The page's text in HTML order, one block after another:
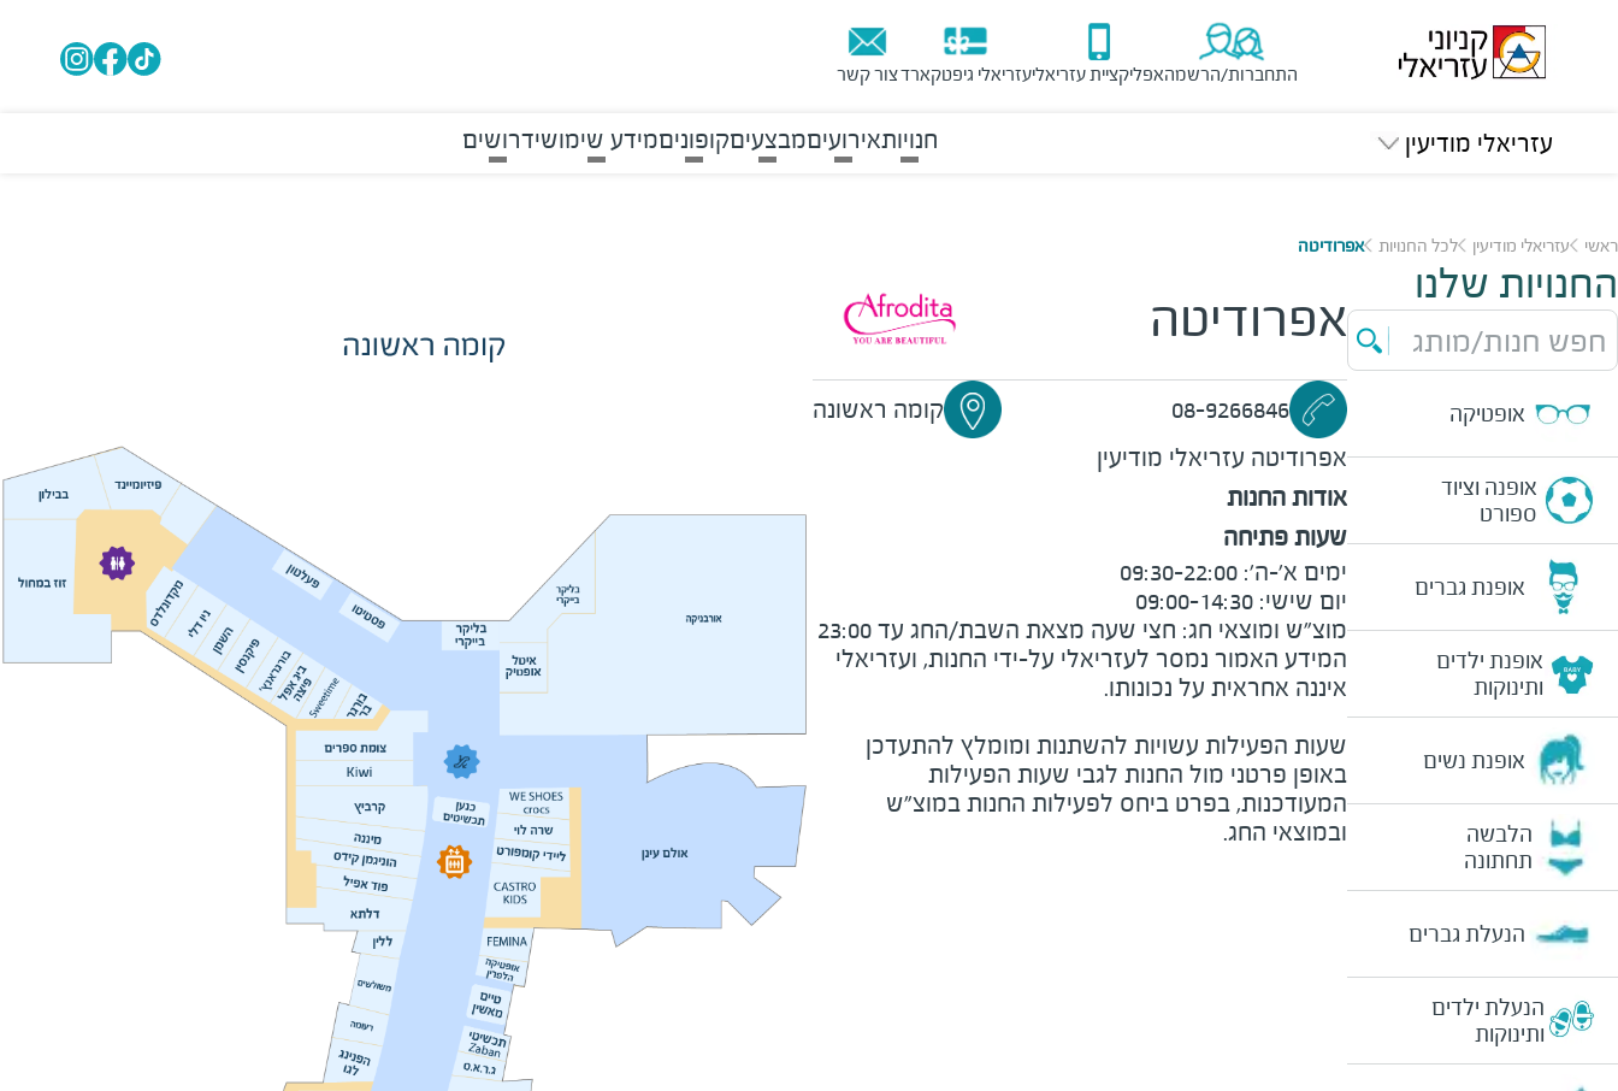
התחברות/הרשמהאפליקציית עזריאליעזריאלי גיפטקארדצור קשר
עזריאלי מודיעין חנויותאירועיםמבצעיםקופוניםמידע שימושידרושים
ראשי עזריאלי מודיעין לכל החנויות אפרודיטה
החנויות שלנו
חפש חנות/מותג
אופטיקה
אופנה וציוד
ספורט
אופנת גברים
אופנת ילדים
ותינוקות
אופנת נשים
הלבשה
תחתונה
הנעלת גברים
הנעלת ילדים
ותינוקות
אפרודיטה
08-9266846
קומה ראשונה
אפרודיטה עזריאלי מודיעין
אודות החנות
שעות פתיחה
מוצ"ש ומוצאי חג: חצי שעה מצאת השבת/החג עד 23:00
המידע האמור נמסר לעזריאלי על-ידי החנות, ועזריאלי
שעות הפעילות עשויות להשתנות ומומלץ להתעדכן
באופן פרטני מול החנות לגבי שעות הפעילות
המעודכנות, בפרט ביחס לפעילות החנות במוצ"ש
ובמוצאי החג.